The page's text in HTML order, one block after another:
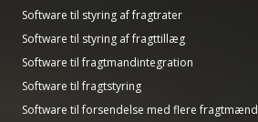
Software til styring af fragtrater
Software til styring af fragttillæg
Software til fragtmandintegration
Software til fragtstyring
Software til forsendelse med flere fragtmænd